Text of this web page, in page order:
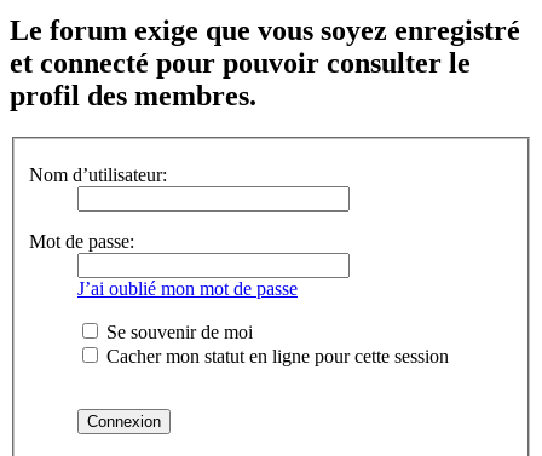
Le forum exige que vous soyez enregistré
et connecté pour pouvoir consulter le
profil des membres.
Nom d’utilisateur:
Mot de passe:
J’ai oublié mon mot de passe
Se souvenir de moi
Cacher mon statut en ligne pour cette session